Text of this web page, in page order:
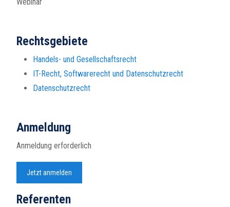
Rechtsgebiete
Handels- und Gesellschaftsrecht
IT-Recht, Softwarerecht und Datenschutzrecht
Datenschutzrecht
Anmeldung
Anmeldung erforderlich
Jetzt anmelden
Referenten